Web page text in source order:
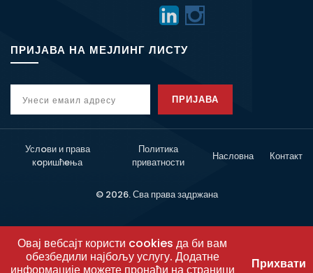
ПРИЈАВА НА МЕЈЛИНГ ЛИСТУ
ПРИЈАВА
Услoви и права
кoришћeња
Политика
приватности
Насловна Контакт
© 2026. Сва права задржана
Овај вебсајт користи cookies да би вам
обезбедили најбољу услугу. Додатне
Прихвати